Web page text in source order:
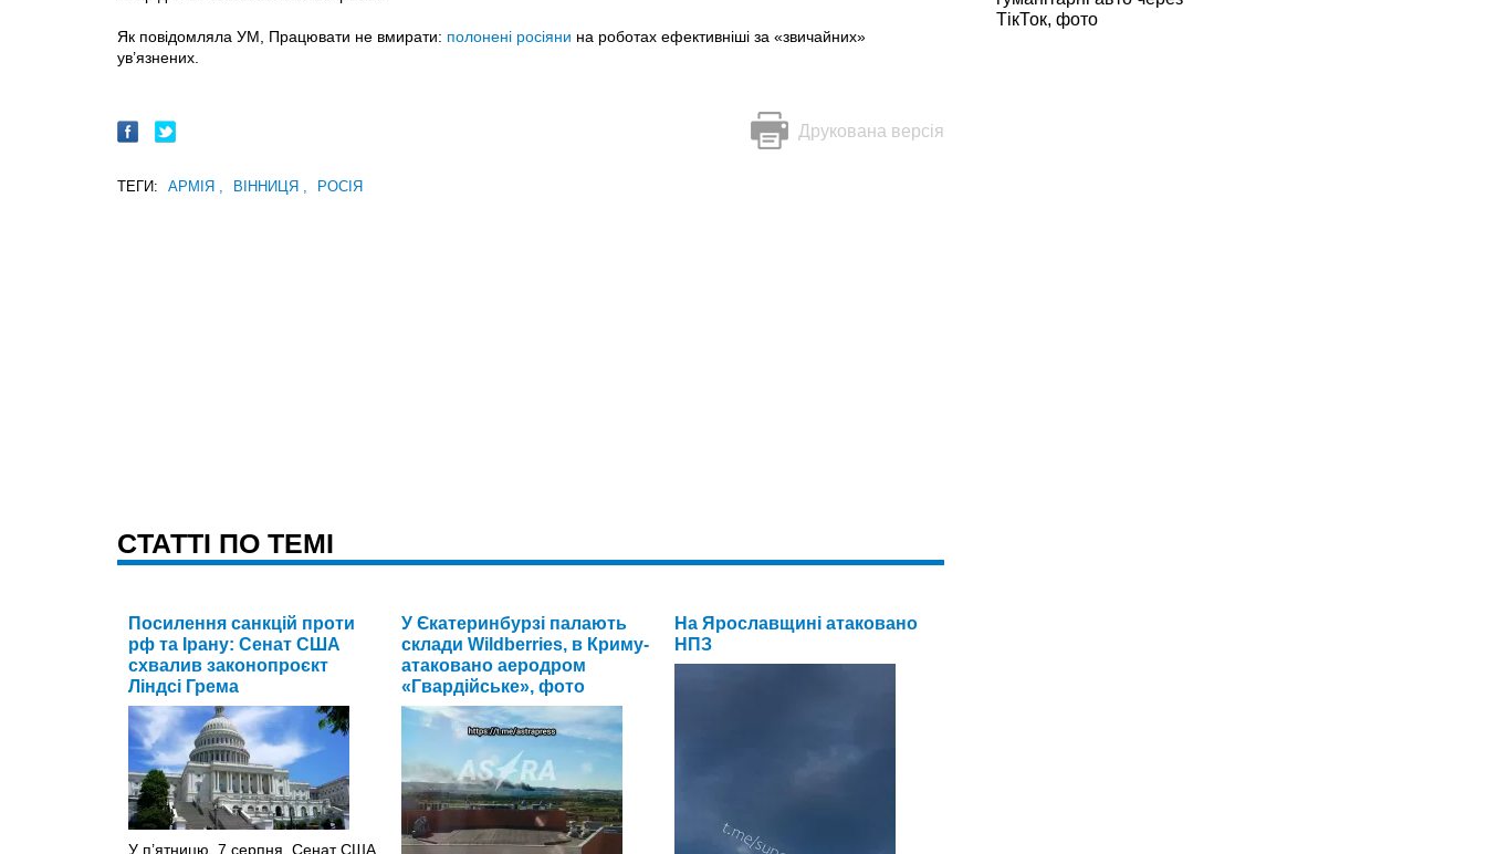
Як повідомляла УМ, Працювати не вмирати: полонені росіяни на роботах ефективніші за «звичайних»
ув’язнених.
Друкована версія
ТЕГИ: АРМІЯ ВІННИЦЯ РОСІЯ
CТАТТІ ПО ТЕМІ
Посилення санкцій проти
рф та Ірану: Сенат США
схвалив законопроєкт
Ліндсі Грема
У п’ятницю, 7 серпня, Сенат США
У Єкатеринбурзі палають
склади Wildberries, в Криму-
атаковано аеродром
«Гвардійське», фото
На Ярославщині атаковано
НПЗ
ТікТок, фото